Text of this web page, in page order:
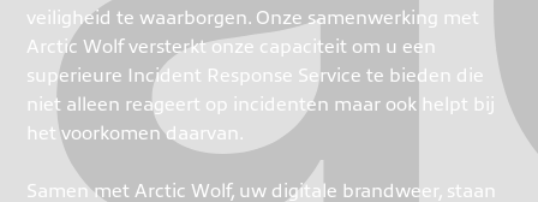
veiligheid te waarborgen. Onze samenwerking met
Arctic Wolf versterkt onze capaciteit om u een
superieure Incident Response Service te bieden die
niet alleen reageert op incidenten maar ook helpt bij
het voorkomen daarvan.
Samen met Arctic Wolf, uw digitale brandweer, staan